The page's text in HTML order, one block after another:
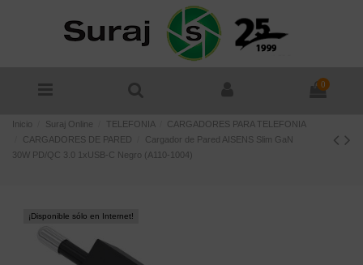
0
Inicio Suraj Online TELEFONIA
CARGADORES PARA TELEFONIA
CARGADORES DE PARED
Cargador de Pared AISENS Slim GaN
30W PD/QC 3.0 1xUSB-C Negro (A110-1004)
¡Disponible sólo en Internet!